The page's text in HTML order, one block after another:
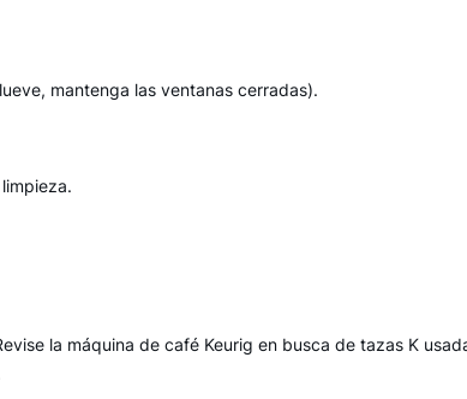
mantenga las ventanas cerradas).
la máquina de café Keurig en busca de tazas K